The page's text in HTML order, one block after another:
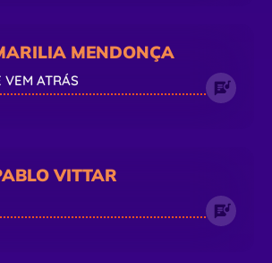
MENDONÇA
VEM ATRÁS
VITTAR